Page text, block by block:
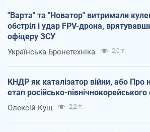
"Варта" та "Новатор" витримали
обстріл і удар FPV-дрона,
офіцеру ЗСУ
Українська Бронетехніка 2,0 т.
КНДР як каталізатор війни, або Про
етап російсько-
Олексій Кущ 2,2 т.